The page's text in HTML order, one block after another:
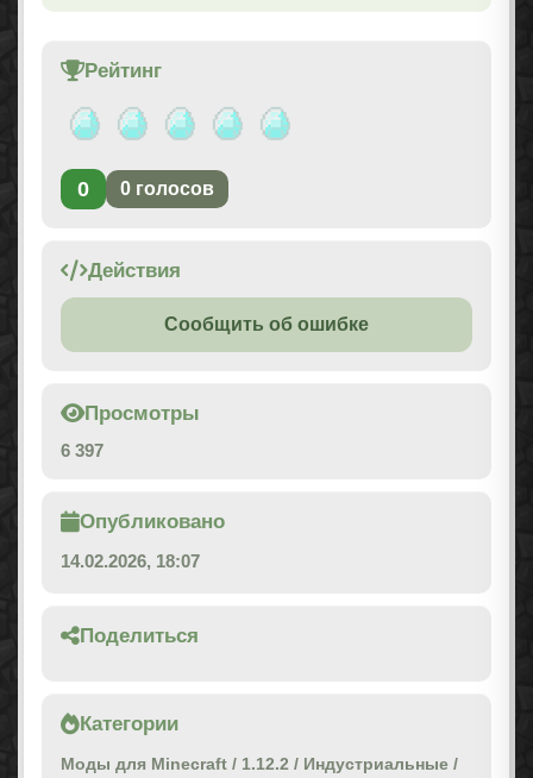
Рейтинг
0 0 голосов
Действия
Сообщить об ошибке
Просмотры
6 397
Опубликовано
14.02.2026, 18:07
Поделиться
Категории
Моды для Minecraft / 1.12.2 / Индустриальные /